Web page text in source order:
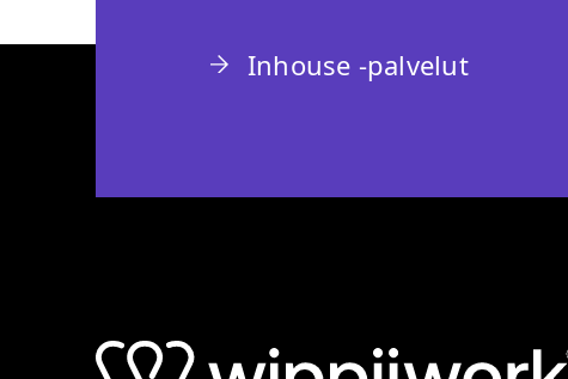
Inhouse -palvelut